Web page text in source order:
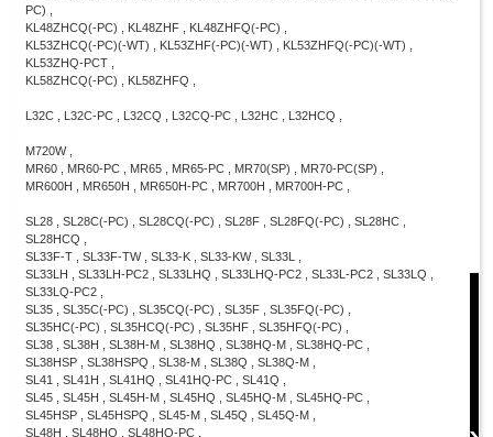
PC) ,
KL48ZHCQ(-PC) , KL48ZHF , KL48ZHFQ(-PC) ,
KL53ZHCQ(-PC)(-WT) , KL53ZHF(-PC)(-WT) , KL53ZHFQ(-PC)(-WT) ,
KL53ZHQ-PCT ,
KL58ZHCQ(-PC) , KL58ZHFQ ,
L32C , L32C-PC , L32CQ , L32CQ-PC , L32HC , L32HCQ ,
M720W ,
MR60 , MR60-PC , MR65 , MR65-PC , MR70(SP) , MR70-PC(SP) ,
MR600H , MR650H , MR650H-PC , MR700H , MR700H-PC ,
SL28 , SL28C(-PC) , SL28CQ(-PC) , SL28F , SL28FQ(-PC) , SL28HC ,
SL28HCQ ,
SL33F-T , SL33F-TW , SL33-K , SL33-KW , SL33L ,
SL33LH , SL33LH-PC2 , SL33LHQ , SL33LHQ-PC2 , SL33L-PC2 , SL33LQ ,
SL33LQ-PC2 ,
SL35 , SL35C(-PC) , SL35CQ(-PC) , SL35F , SL35FQ(-PC) ,
SL35HC(-PC) , SL35HCQ(-PC) , SL35HF , SL35HFQ(-PC) ,
SL38 , SL38H , SL38H-M , SL38HQ , SL38HQ-M , SL38HQ-PC ,
SL38HSP , SL38HSPQ , SL38-M , SL38Q , SL38Q-M ,
SL41 , SL41H , SL41HQ , SL41HQ-PC , SL41Q ,
SL45 , SL45H , SL45H-M , SL45HQ , SL45HQ-M , SL45HQ-PC ,
SL45HSP , SL45HSPQ , SL45-M , SL45Q , SL45Q-M ,
SL48H , SL48HQ , SL48HQ-PC ,